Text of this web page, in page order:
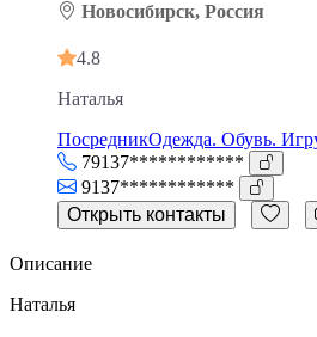
Новосибирск, Россия
4.8
Наталья
ПосредникОдежда. Обувь.
79137************
9137************
Открыть контакты
Описание
Наталья